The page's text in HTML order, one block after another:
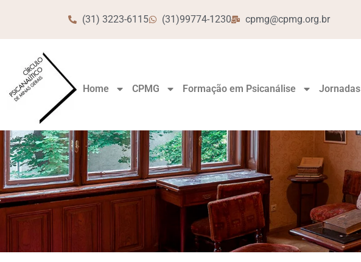
(31) 3223-6115 (31)99774-1230 cpmg@cpmg.org.br
Home CPMG Formação em Psicanálise Jornadas